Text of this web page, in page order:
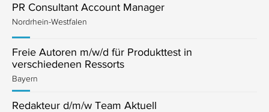
PR Consultant Account Manager
Nordrhein-Westfalen
Freie Autoren m/w/d für Produkttest in
verschiedenen Ressorts
Bayern
Redakteur d/m/w Team Aktuell